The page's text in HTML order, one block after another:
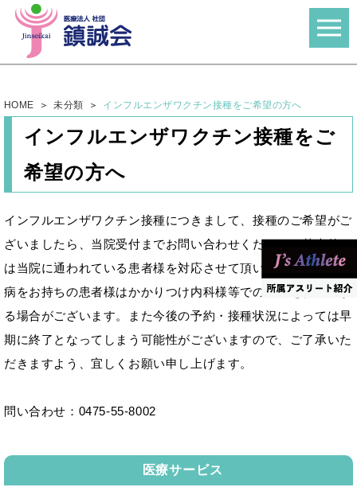
HOME 未分類 インフルエンザワクチン接種をご希望の方へ
インフルエンザワクチン接種をご
希望の方へ
インフルエンザワクチン接種につきまして、接種のご希望がご
ざいましたら、当院受付までお問い合わせください。基本的に
は当院に通われている患者様を対応させて頂いております。持
病をお持ちの患者様はかかりつけ内科様等での接種をお勧めす
る場合がございます。また今後の予約・接種状況によっては早
期に終了となってしまう可能性がございますので、ご了承いた
だきますよう、宜しくお願い申し上げます。
問い合わせ：0475-55-8002
医療サービス